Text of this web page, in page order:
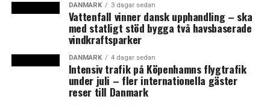
Öresundsregionen har problem med produktiviteten
Medeon startar större svenskt samarbete
DANMARK 3 dagar sedan
Vattenfall vinner dansk upphandling – ska
med statligt stöd bygga två havsbaserade
vindkraftsparker
DANMARK 4 dagar sedan
Intensiv trafik på Köpenhamns flygtrafik
under juli – fler internationella gäster
reser till Danmark